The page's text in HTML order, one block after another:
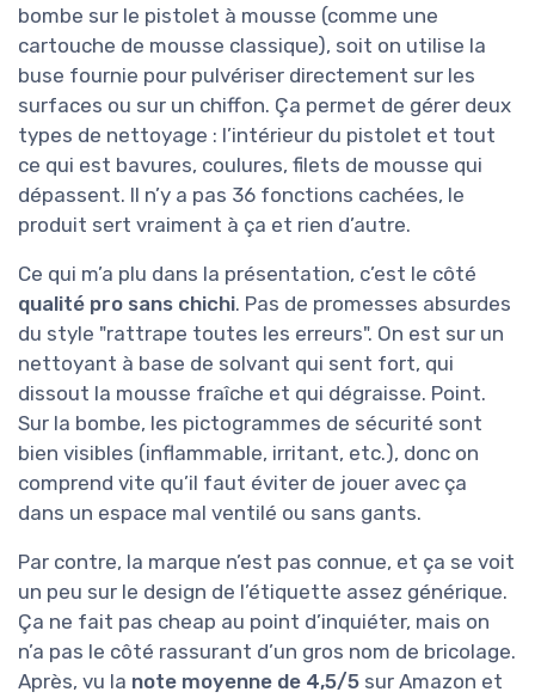
bombe sur le pistolet à mousse (comme une
cartouche de mousse classique), soit on utilise la
buse fournie pour pulvériser directement sur les
surfaces ou sur un chiffon. Ça permet de gérer deux
types de nettoyage : l’intérieur du pistolet et tout
ce qui est bavures, coulures, filets de mousse qui
dépassent. Il n’y a pas 36 fonctions cachées, le
produit sert vraiment à ça et rien d’autre.
Ce qui m’a plu dans la présentation, c’est le côté
qualité pro sans chichi. Pas de promesses absurdes
du style "rattrape toutes les erreurs". On est sur un
nettoyant à base de solvant qui sent fort, qui
dissout la mousse fraîche et qui dégraisse. Point.
Sur la bombe, les pictogrammes de sécurité sont
bien visibles (inflammable, irritant, etc.), donc on
comprend vite qu’il faut éviter de jouer avec ça
dans un espace mal ventilé ou sans gants.
Par contre, la marque n’est pas connue, et ça se voit
un peu sur le design de l’étiquette assez générique.
Ça ne fait pas cheap au point d’inquiéter, mais on
n’a pas le côté rassurant d’un gros nom de bricolage.
Après, vu la note moyenne de 4,5/5 sur Amazon et